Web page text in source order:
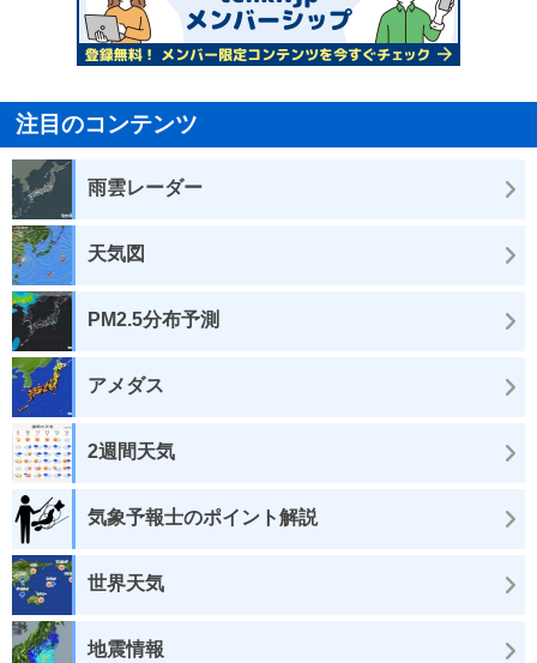
注目のコンテンツ
雨雲レーダー
天気図
PM2.5分布予測
アメダス
2週間天気
気象予報士のポイント解説
世界天気
地震情報